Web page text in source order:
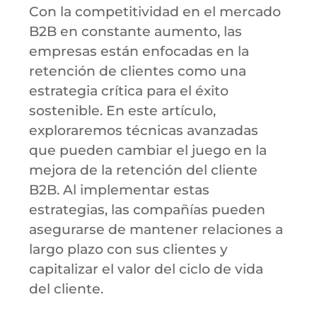
Con la competitividad en el mercado
B2B en constante aumento, las
empresas están enfocadas en la
retención de clientes como una
estrategia crítica para el éxito
sostenible. En este artículo,
exploraremos técnicas avanzadas
que pueden cambiar el juego en la
mejora de la retención del cliente
B2B. Al implementar estas
estrategias, las compañías pueden
asegurarse de mantener relaciones a
largo plazo con sus clientes y
capitalizar el valor del ciclo de vida
del cliente.